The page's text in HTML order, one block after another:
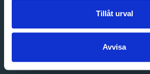
Tillåt urval
Avvisa